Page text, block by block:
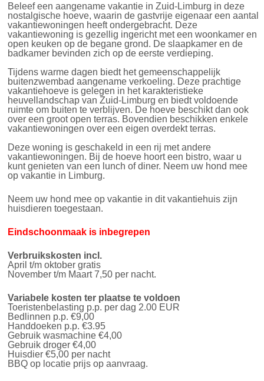
Beleef een aangename vakantie in Zuid-Limburg in deze
nostalgische hoeve, waarin de gastvrije eigenaar een aantal
vakantiewoningen heeft ondergebracht. Deze
vakantiewoning is gezellig ingericht met een woonkamer en
open keuken op de begane grond. De slaapkamer en de
badkamer bevinden zich op de eerste verdieping.
Tijdens warme dagen biedt het gemeenschappelijk
buitenzwembad aangename verkoeling. Deze prachtige
vakantiehoeve is gelegen in het karakteristieke
heuvellandschap van Zuid-Limburg en biedt voldoende
ruimte om buiten te verblijven. De hoeve beschikt dan ook
over een groot open terras. Bovendien beschikken enkele
vakantiewoningen over een eigen overdekt terras.
Deze woning is geschakeld in een rij met andere
vakantiewoningen. Bij de hoeve hoort een bistro, waar u
kunt genieten van een lunch of diner. Neem uw hond mee
op vakantie in Limburg.
Neem uw hond mee op vakantie in dit vakantiehuis zijn
huisdieren toegestaan.
Eindschoonmaak is inbegrepen
Verbruikskosten incl.
April t/m oktober gratis
November t/m Maart 7,50 per nacht.
Variabele kosten ter plaatse te voldoen
Toeristenbelasting p.p. per dag 2.00 EUR
Bedlinnen p.p. €9,00
Handdoeken p.p. €3.95
Gebruik wasmachine €4,00
Gebruik droger €4,00
Huisdier €5,00 per nacht
BBQ op locatie prijs op aanvraag.